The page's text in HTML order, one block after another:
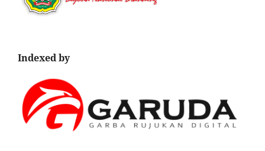
Indexed by